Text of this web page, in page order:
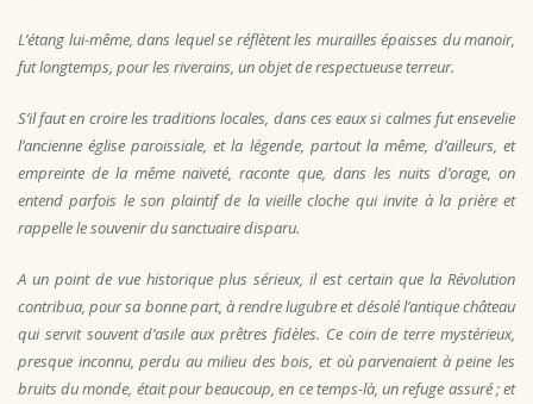
L’étang lui-même, dans lequel se réflètent les murailles épaisses du manoir,
fut longtemps, pour les riverains, un objet de respectueuse terreur.
S’il faut en croire les traditions locales, dans ces eaux si calmes fut ensevelie
l’ancienne église paroissiale, et la légende, partout la même, d’ailleurs, et
empreinte de la même naïveté, raconte que, dans les nuits d’orage, on
entend parfois le son plaintif de la vieille cloche qui invite à la prière et
rappelle le souvenir du sanctuaire disparu.
A un point de vue historique plus sérieux, il est certain que la Révolution
contribua, pour sa bonne part, à rendre lugubre et désolé l’antique château
qui servit souvent d’asile aux prêtres fidèles. Ce coin de terre mystérieux,
presque inconnu, perdu au milieu des bois, et où parvenaient à peine les
bruits du monde, était pour beaucoup, en ce temps-là, un refuge assuré ; et